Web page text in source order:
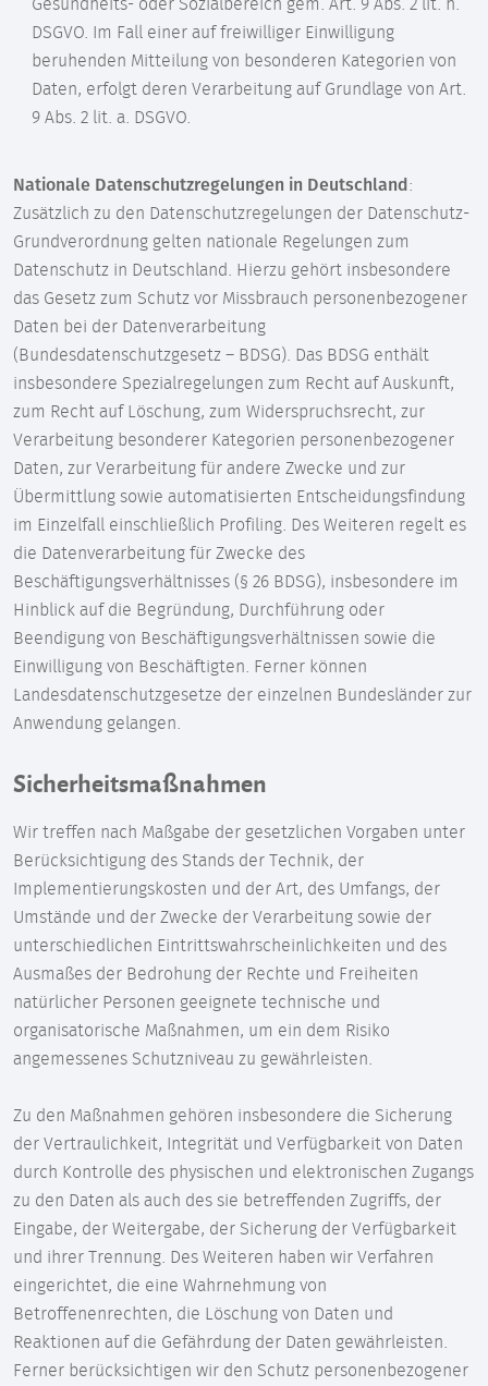
Gesundheits- oder Sozialbereich gem. Art. 9 Abs. 2 lit. h.
DSGVO. Im Fall einer auf freiwilliger Einwilligung
beruhenden Mitteilung von besonderen Kategorien von
Daten, erfolgt deren Verarbeitung auf Grundlage von Art.
9 Abs. 2 lit. a. DSGVO.
Nationale Datenschutzregelungen in Deutschland :
Zusätzlich zu den Datenschutzregelungen der Datenschutz-
Grundverordnung gelten nationale Regelungen zum
Datenschutz in Deutschland. Hierzu gehört insbesondere
das Gesetz zum Schutz vor Missbrauch personenbezogener
Daten bei der Datenverarbeitung
(Bundesdatenschutzgesetz – BDSG). Das BDSG enthält
insbesondere Spezialregelungen zum Recht auf Auskunft,
zum Recht auf Löschung, zum Widerspruchsrecht, zur
Verarbeitung besonderer Kategorien personenbezogener
Daten, zur Verarbeitung für andere Zwecke und zur
Übermittlung sowie automatisierten Entscheidungsfindung
im Einzelfall einschließlich Profiling. Des Weiteren regelt es
die Datenverarbeitung für Zwecke des
Beschäftigungsverhältnisses (§ 26 BDSG), insbesondere im
Hinblick auf die Begründung, Durchführung oder
Beendigung von Beschäftigungsverhältnissen sowie die
Einwilligung von Beschäftigten. Ferner können
Landesdatenschutzgesetze der einzelnen Bundesländer zur
Anwendung gelangen.
Sicherheitsmaßnahmen
Wir treffen nach Maßgabe der gesetzlichen Vorgaben unter
Berücksichtigung des Stands der Technik, der
Implementierungskosten und der Art, des Umfangs, der
Umstände und der Zwecke der Verarbeitung sowie der
unterschiedlichen Eintrittswahrscheinlichkeiten und des
Ausmaßes der Bedrohung der Rechte und Freiheiten
natürlicher Personen geeignete technische und
organisatorische Maßnahmen, um ein dem Risiko
angemessenes Schutzniveau zu gewährleisten.
Zu den Maßnahmen gehören insbesondere die Sicherung
der Vertraulichkeit, Integrität und Verfügbarkeit von Daten
durch Kontrolle des physischen und elektronischen Zugangs
zu den Daten als auch des sie betreffenden Zugriffs, der
Eingabe, der Weitergabe, der Sicherung der Verfügbarkeit
und ihrer Trennung. Des Weiteren haben wir Verfahren
eingerichtet, die eine Wahrnehmung von
Betroffenenrechten, die Löschung von Daten und
Reaktionen auf die Gefährdung der Daten gewährleisten.
Ferner berücksichtigen wir den Schutz personenbezogener